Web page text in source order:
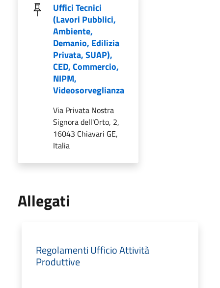
Uffici Tecnici
(Lavori Pubblici,
Ambiente,
Demanio, Edilizia
Privata, SUAP),
CED, Commercio,
NIPM,
Videosorveglianza
Via Privata Nostra
Signora dell'Orto, 2,
16043 Chiavari GE,
Italia
Allegati
Regolamenti Ufficio Attività
Produttive